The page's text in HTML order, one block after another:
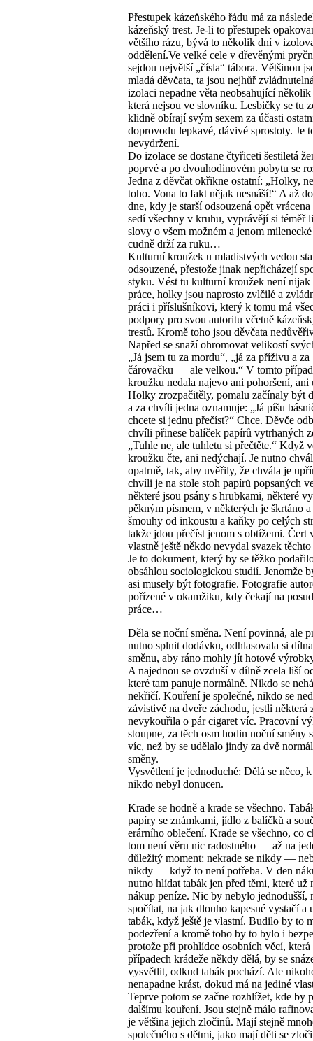
Přestupek kázeňského řádu má za
kázeňský trest. Je-li to přestupek
většího rázu, bývá to několik dní v
oddělení.Ve velké cele v dřevěnými
sejdou největší „čísla“ tábora. Většinou
mladá děvčata, ta jsou nejhůř
izolaci nepadne věta neobsahující několik
která nejsou ve slovníku. Lesbičky se tu
klidně obírají svým sexem za účasti
doprovodu lepkavé, dávivé sprostoty. Je
nevydržení.
Do izolace se dostane čtyřiceti šestiletá
poprvé a po dvouhodinovém pobytu se
Jedna z děvčat okřikne ostatní: „Holky,
toho. Vona to fakt nějak nesnáší!“ A až
dne, kdy je starší odsouzená opět
sedí všechny v kruhu, vyprávějí si téměř
slovy o všem možném a jenom
cudně drží za ruku…
Kulturní kroužek u mladistvých vedou
odsouzené, přestože jinak nepřicházejí
styku. Vést tu kulturní kroužek není nijak
práce, holky jsou naprosto zvlčilé a
práci i příslušníkovi, který k tomu má
podpory pro svou autoritu včetně
trestů. Kromě toho jsou děvčata
Napřed se snaží ohromovat velikostí
„Já jsem tu za mordu“, „já za příživu a za
čárovačku — ale velkou.“ V tomto
kroužku nedala najevo ani pohoršení, ani
Holky zrozpačitěly, pomalu začínaly být
a za chvíli jedna oznamuje: „Já píšu
chcete si jednu přečíst?“ Chce. Děvče
chvíli přinese balíček papírů vytrhaných
„Tuhle ne, ale tuhletu si přečtěte.“ Když
kroužku čte, ani nedýchají. Je nutno
opatrně, tak, aby uvěřily, že chvála je
chvíli je na stole stoh papírů popsaných
některé jsou psány s hrubkami, některé
pěkným písmem, v některých je škrtáno
šmouhy od inkoustu a kaňky po celých
takže jdou přečíst jenom s obtížemi. Čert
vlastně ještě někdo nevydal svazek
Je to dokument, který by se těžko
obsáhlou sociologickou studií. Jenomže
asi musely být fotografie. Fotografie
pořízené v okamžiku, kdy čekají na
práce…
Děla se noční směna. Není povinná, ale
nutno splnit dodávku, odhlasovala si
směnu, aby ráno mohly jít hotové
A najednou se ovzduší v dílně zcela liší
které tam panuje normálně. Nikdo se
nekřičí. Kouření je společné, nikdo se
závistivě na dveře záchodu, jestli některá
nevykouřila o pár cigaret víc. Pracovní
stoupne, za těch osm hodin noční směny
víc, než by se udělalo jindy za dvě
směny.
Vysvětlení je jednoduché: Dělá se něco,
nikdo nebyl donucen.
Krade se hodně a krade se všechno.
papíry se známkami, jídlo z balíčků a
erárního oblečení. Krade se všechno, co
tom není věru nic radostného — až na
důležitý moment: nekrade se nikdy —
nikdy — když to není potřeba. V den
nutno hlídat tabák jen před těmi, které už
nákup peníze. Nic by nebylo jednodušší,
spočítat, na jak dlouho kapesné vystačí a
tabák, když ještě je vlastní. Budilo by to
podezření a kromě toho by to bylo i
protože při prohlídce osobních věcí, která
případech krádeže někdy dělá, by se
vysvětlit, odkud tabák pochází. Ale
nenapadne krást, dokud má na jediné
Teprve potom se začne rozhlížet, kde by
dalšímu kouření. Jsou stejně málo
je většina jejich zločinů. Mají stejně
společného s dětmi, jako mají děti se